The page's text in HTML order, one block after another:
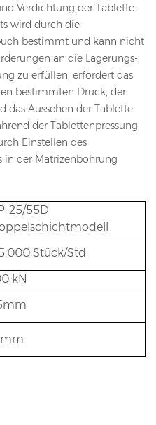
Verdichtung der Tablette.
wird durch die
bestimmt und kann nicht
an die Lagerungs-,
zu erfüllen, erfordert das
bestimmten Druck, der
das Aussehen der Tablette
der Tablettenpressung
Einstellen des
in der Matrizenbohrung
25/55D
Stück/Std
kN